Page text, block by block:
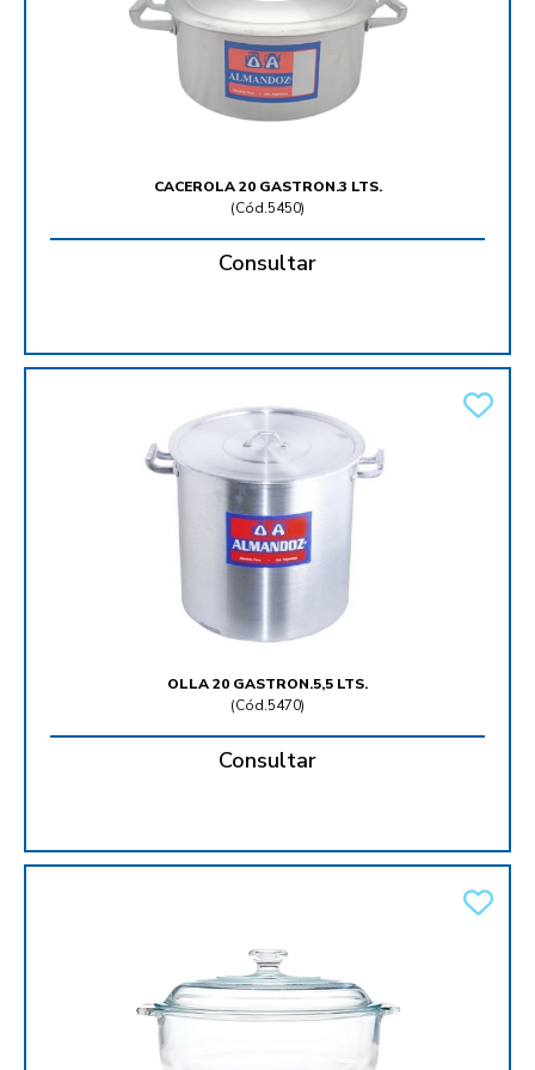
CACEROLA 20 GASTRON.3 LTS.
(Cód.5450)
Consultar
OLLA 20 GASTRON.5,5 LTS.
(Cód.5470)
Consultar